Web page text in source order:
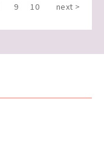
9 10 next >